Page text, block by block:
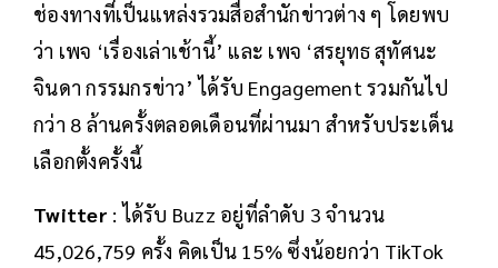
ช่องทางที่เป็นแหล่งรวมสื่อสำนักข่าวต่าง ๆ โดยพบ
ว่า เพจ ‘เรื่องเล่าเช้านี้’ และ เพจ ‘สรยุทธ สุทัศนะ
จินดา กรรมกรข่าว’ ได้รับ Engagement รวมกันไป
กว่า 8 ล้านครั้งตลอดเดือนที่ผ่านมา สำหรับประเด็น
เลือกตั้งครั้งนี้
Twitter : ได้รับ Buzz อยู่ที่ลำดับ 3 จำนวน
45,026,759 ครั้ง คิดเป็น 15% ซึ่งน้อยกว่า TikTok